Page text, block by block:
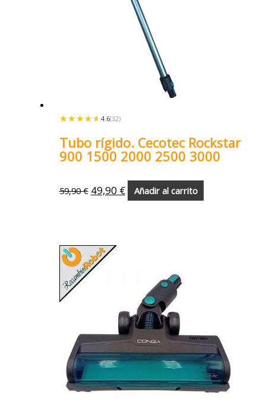
★★★★★
★★★★★ 4.6(32)
Tubo rígido. Cecotec Rockstar
900 1500 2000 2500 3000
59,90€ 49,90 € Añadir al carrito